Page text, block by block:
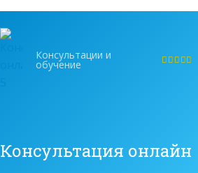
Консультации и
обучение
Консультация онлайн